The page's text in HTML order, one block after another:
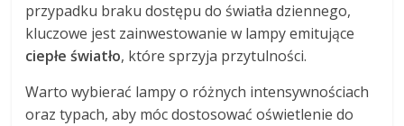
przypadku braku dostępu do światła dziennego,
kluczowe jest zainwestowanie w lampy emitujące
ciepłe światło, które sprzyja przytulności.
Warto wybierać lampy o różnych intensywnościach
oraz typach, aby móc dostosować oświetlenie do